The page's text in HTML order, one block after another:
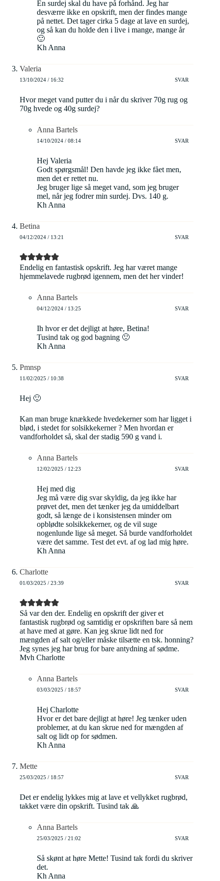
En surdej skal du have på forhånd. Jeg har
desværre ikke en opskrift, men der findes mange
på nettet. Det tager cirka 5 dage at lave en surdej,
og så kan du holde den i live i mange, mange år
🙂
Kh Anna
Valeria
13/10/2024 / 16:32 SVAR
Hvor meget vand putter du i når du skriver 70g rug og
70g hvede og 40g surdej?
Anna Bartels
14/10/2024 / 08:14 SVAR
Hej Valeria
Godt spørgsmål! Den havde jeg ikke fået men,
men det er rettet nu.
Jeg bruger lige så meget vand, som jeg bruger
mel, når jeg fodrer min surdej. Dvs. 140 g.
Kh Anna
Betina
04/12/2024 / 13:21 SVAR
Endelig en fantastisk opskrift. Jeg har været mange
hjemmelavede rugbrød igennem, men det her vinder!
Anna Bartels
04/12/2024 / 13:25 SVAR
Ih hvor er det dejligt at høre, Betina!
Tusind tak og god bagning 🙂
Kh Anna
Pmnsp
11/02/2025 / 10:38 SVAR
Hej 🙂
Kan man bruge knækkede hvedekerner som har ligget i
blød, i stedet for solsikkekerner ? Men hvordan er
vandforholdet så, skal der stadig 590 g vand i.
Anna Bartels
12/02/2025 / 12:23 SVAR
Hej med dig
Jeg må være dig svar skyldig, da jeg ikke har
prøvet det, men det tænker jeg da umiddelbart
godt, så længe de i konsistensen minder om
opblødte solsikkekerner, og de vil suge
nogenlunde lige så meget. Så burde vandforholdet
være det samme. Test det evt. af og lad mig høre.
Kh Anna
Charlotte
01/03/2025 / 23:39 SVAR
Så var den der. Endelig en opskrift der giver et
fantastisk rugbrød og samtidig er opskriften bare så nem
at have med at gøre. Kan jeg skrue lidt ned for
mængden af salt og/eller måske tilsætte en tsk. honning?
Jeg synes jeg har brug for bare antydning af sødme.
Mvh Charlotte
Anna Bartels
03/03/2025 / 18:57 SVAR
Hej Charlotte
Hvor er det bare dejligt at høre! Jeg tænker uden
problemer, at du kan skrue ned for mængden af
salt og lidt op for sødmen.
Kh Anna
Mette
25/03/2025 / 18:57 SVAR
Det er endelig lykkes mig at lave et vellykket rugbrød,
takket være din opskrift. Tusind tak 🙏
Anna Bartels
25/03/2025 / 21:02 SVAR
Så skønt at høre Mette! Tusind tak fordi du skriver
det.
Kh Anna